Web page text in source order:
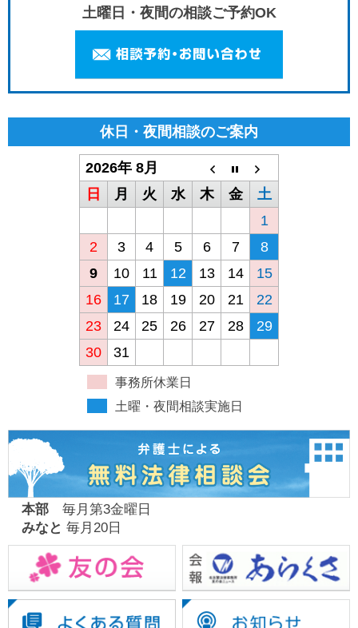
土曜日・夜間の相談ご予約OK
休日・夜間相談のご案内
2026年 8月
日
月 火 水 木 金
土
1
2
3 4 5 6 7
8
9
10 11 12 13 14
15
16
17 18 19 20 21
22
23
24 25 26 27 28
29
30
31
事務所休業日
土曜・夜間相談実施日
本部毎月第3金曜日
みなと 毎月20日